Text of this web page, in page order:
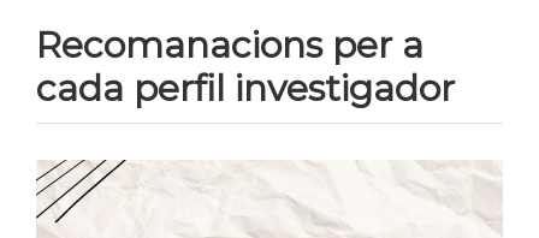
Recomanacions per a
cada perfil investigador